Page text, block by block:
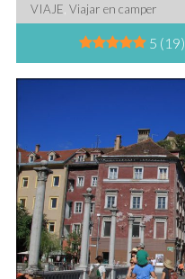
VIAJE ,Viajar en camper
5 (19)